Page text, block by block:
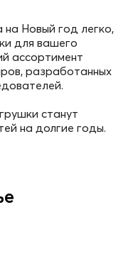
Новый год легко,
для вашего
ассортимент
разработанных
станут
на долгие годы.